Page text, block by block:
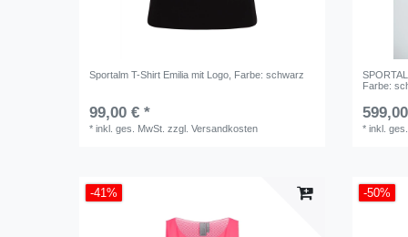
Sportalm T-Shirt Emilia mit Logo, Farbe: schwarz
99,00 € *
*inkl. ges. MwSt. zzgl.Versandkosten
Farbe:
*inkl.
-41% -50%